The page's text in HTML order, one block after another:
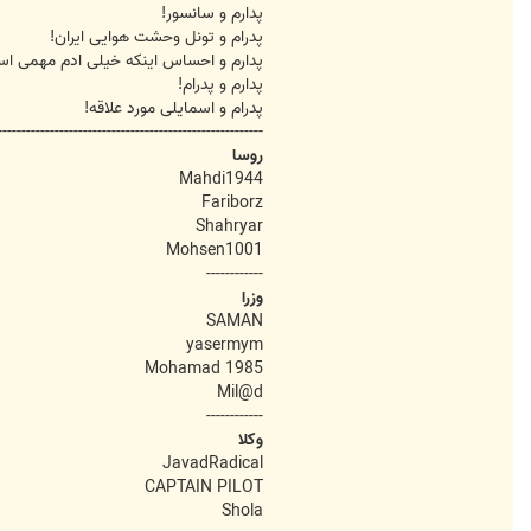
پدارم و سانسور!
پدرام و تونل وحشت هوایی ایران!
پدارم و احساس اینکه خیلی ادم مهمی
پدارم و پدرام!
پدرام و اسمایلی مورد علاقه!
روسا
Mahdi1944
Fariborz
Shahryar
Mohsen1001
------------
وزرا
SAMAN
yasermym
Mohamad 1985
Mil@d
------------
وکلا
JavadRadical
CAPTAIN PILOT
Shola